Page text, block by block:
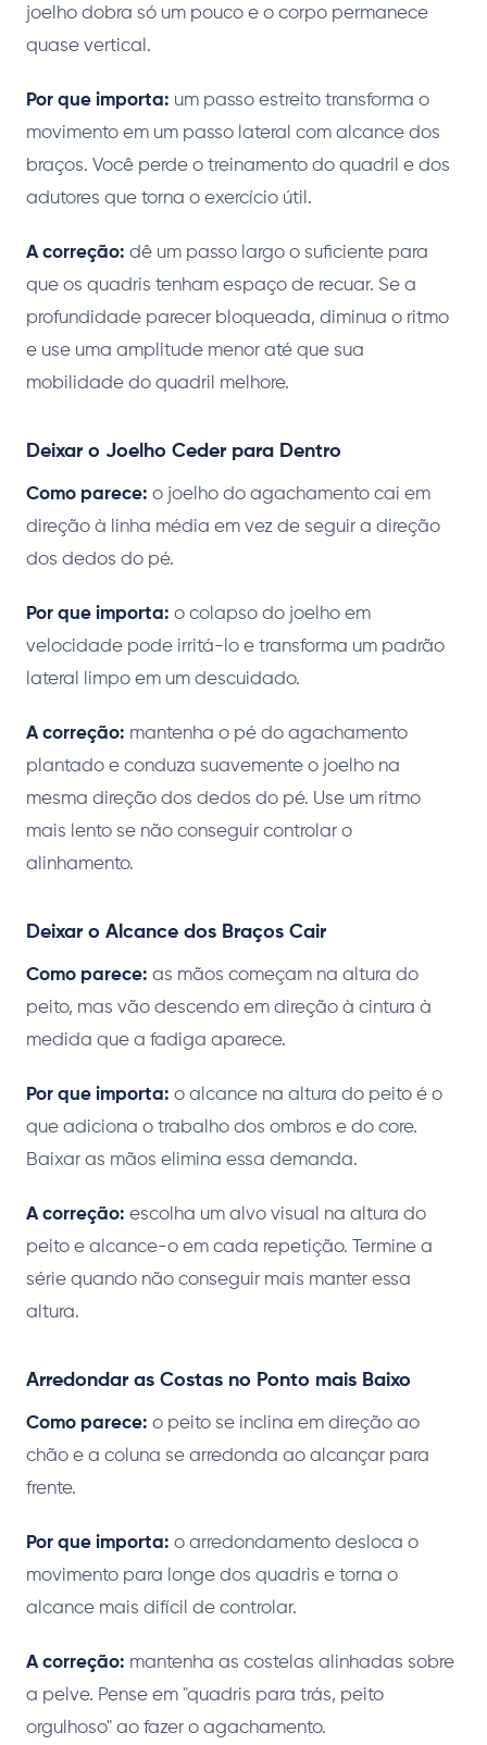
joelho dobra só um pouco e o corpo permanece
quase vertical.
Por que importa: um passo estreito transforma o
movimento em um passo lateral com alcance dos
braços. Você perde o treinamento do quadril e dos
adutores que torna o exercício útil.
A correção: dê um passo largo o suficiente para
que os quadris tenham espaço de recuar. Se a
profundidade parecer bloqueada, diminua o ritmo
e use uma amplitude menor até que sua
mobilidade do quadril melhore.
Deixar o Joelho Ceder para Dentro
Como parece: o joelho do agachamento cai em
direção à linha média em vez de seguir a direção
dos dedos do pé.
Por que importa: o colapso do joelho em
velocidade pode irritá-lo e transforma um padrão
lateral limpo em um descuidado.
A correção: mantenha o pé do agachamento
plantado e conduza suavemente o joelho na
mesma direção dos dedos do pé. Use um ritmo
mais lento se não conseguir controlar o
alinhamento.
Deixar o Alcance dos Braços Cair
Como parece: as mãos começam na altura do
peito, mas vão descendo em direção à cintura à
medida que a fadiga aparece.
Por que importa: o alcance na altura do peito é o
que adiciona o trabalho dos ombros e do core.
Baixar as mãos elimina essa demanda.
A correção: escolha um alvo visual na altura do
peito e alcance-o em cada repetição. Termine a
série quando não conseguir mais manter essa
altura.
Arredondar as Costas no Ponto mais Baixo
Como parece: o peito se inclina em direção ao
chão e a coluna se arredonda ao alcançar para
frente.
Por que importa: o arredondamento desloca o
movimento para longe dos quadris e torna o
alcance mais difícil de controlar.
A correção: mantenha as costelas alinhadas sobre
a pelve. Pense em "quadris para trás, peito
orgulhoso" ao fazer o agachamento.